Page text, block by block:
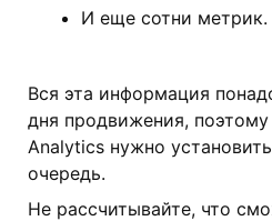
И еще сотни метрик.
Вся эта информация
дня продвижения,
Analytics нужно
очередь.
Не рассчитывайте, что